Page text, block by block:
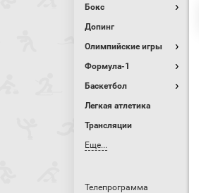
Бокс
Допинг
Олимпийские игры
Формула-1
Баскетбол
Легкая атлетика
Трансляции
Еще...
Телепрограмма